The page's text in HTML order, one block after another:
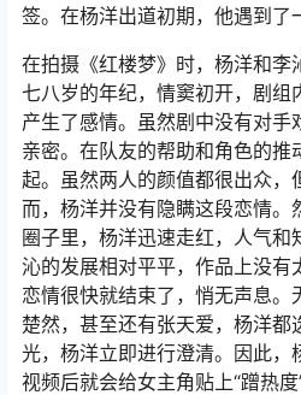
签。在杨洋出道初期，他遇到了
在拍摄《红楼梦》时，杨洋和李
七八岁的年纪，情窦初开，剧组
产生了感情。虽然剧中没有对手
亲密。在队友的帮助和角色的推
起。虽然两人的颜值都很出众，
而，杨洋并没有隐瞒这段恋情。
圈子里，杨洋迅速走红，人气和
沁的发展相对平平，作品上没有
恋情很快就结束了，悄无声息。
楚然，甚至还有张天爱，杨洋都
光，杨洋立即进行澄清。因此，
视频后就会给女主角贴上“蹭热度